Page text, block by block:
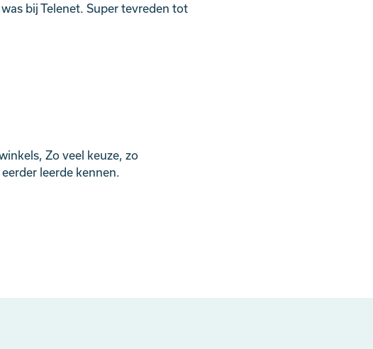
bij Telenet. Super tevreden tot
Zo veel keuze, zo
leerde kennen.